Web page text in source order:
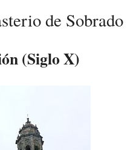
de Sobrado
(Siglo X)